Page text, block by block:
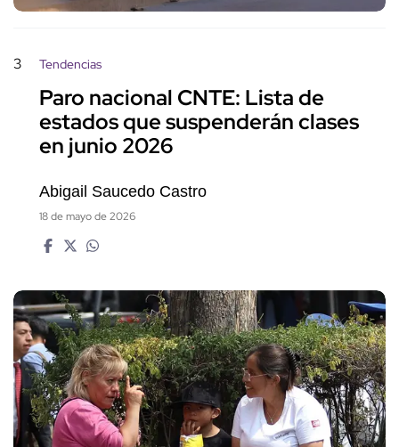
3 Tendencias
Paro nacional CNTE: Lista de
estados que suspenderán clases
en junio 2026
Abigail Saucedo Castro
18 de mayo de 2026